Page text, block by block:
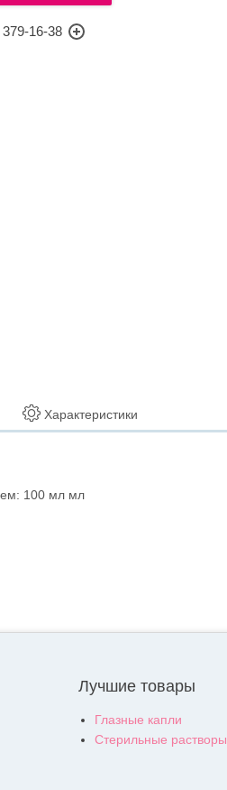
16-38
Характеристики
100 мл мл
Лучшие товары
Глазные капли
Стерильные растворы